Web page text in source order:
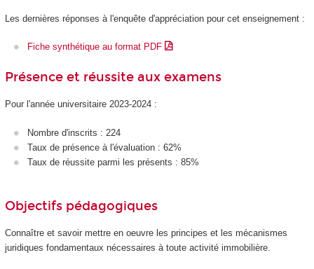
Les dernières réponses à l'enquête d'appréciation pour cet enseignement :
Fiche synthétique au format PDF
Présence et réussite aux examens
Pour l'année universitaire 2023-2024 :
Nombre d'inscrits : 224
Taux de présence à l'évaluation : 62%
Taux de réussite parmi les présents : 85%
Objectifs pédagogiques
Connaître et savoir mettre en oeuvre les principes et les mécanismes
juridiques fondamentaux nécessaires à toute activité immobilière.